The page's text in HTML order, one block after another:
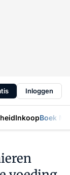
Inloggen
InkoopBoek